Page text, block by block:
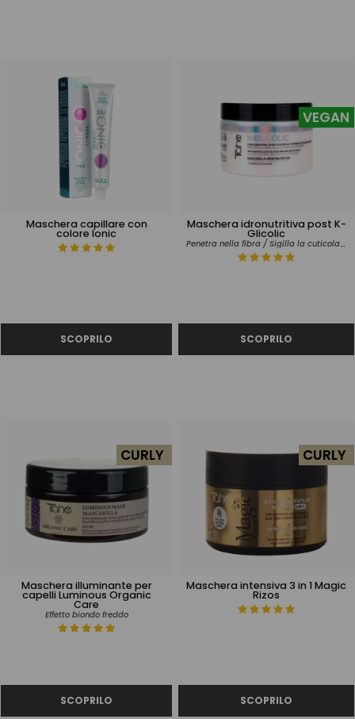
Maschera capillare con
colore Ionic
Maschera idronutritiva post K-
Glicolic
Penetra nella fibra / Sigilla la cuticola / Extra lucentezza
VEGAN
Maschera illuminante per
capelli Luminous Organic
Care
Effetto biondo freddo
CURLY
Maschera intensiva 3 in 1 Magic
Rizos
CURLY